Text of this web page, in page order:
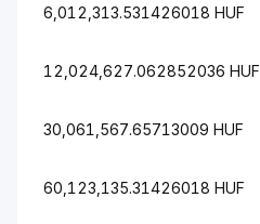
6,012,313.531426018 HUF
12,024,627.062852036 HUF
30,061,567.65713009 HUF
60,123,135.31426018 HUF